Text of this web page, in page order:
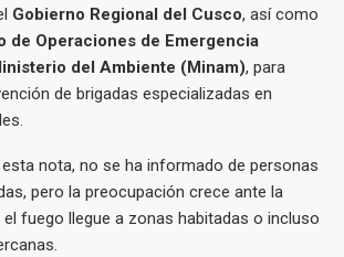
Gobierno Regional del Cusco, así como
de Operaciones de Emergencia
del Ambiente (Minam), para
de brigadas especializadas en
nota, no se ha informado de personas
pero la preocupación crece ante la
el fuego llegue a zonas habitadas o incluso